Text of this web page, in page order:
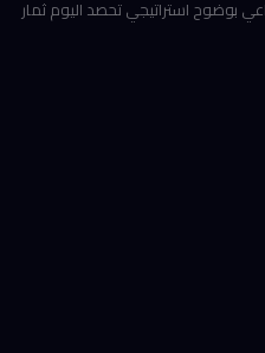
بوضوح استراتيجي تحصد اليوم ثمار
في تحويل إنفاقها الضخ